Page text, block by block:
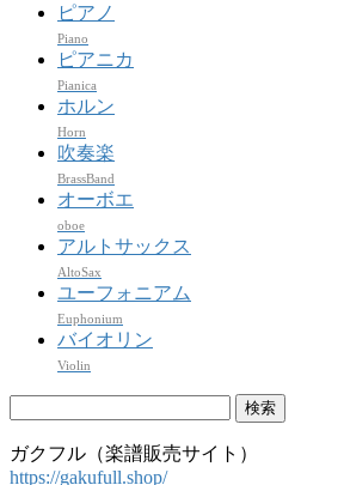
ピアノ
Piano
ピアニカ
Pianica
ホルン
Horn
吹奏楽
BrassBand
オーボエ
oboe
アルトサックス
AltoSax
ユーフォニアム
Euphonium
バイオリン
Violin
ガクフル（楽譜販売サイト）
https://gakufull.shop/